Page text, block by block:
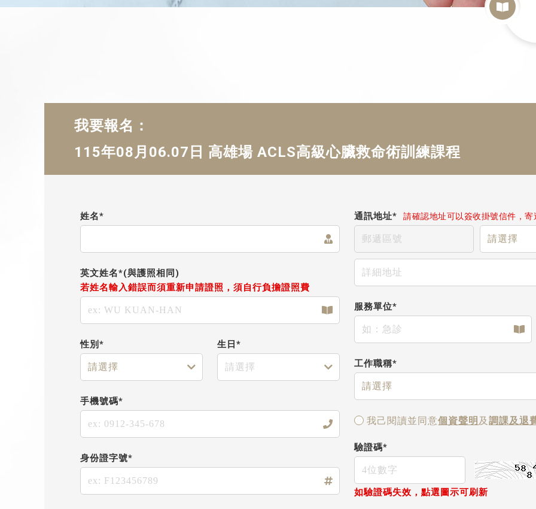
我要報名：
115年08月06.07日 高雄場 ACLS高級心臟救命術訓練課程
姓名*
英文姓名*(與護照相同)
若姓名輸入錯誤而須重新申請證照，須自行負擔證照費
性別* 生日*
手機號碼*
身份證字號*
通訊地址* 請確認地址可以簽收掛號信件，
服務單位*
工作職稱*
我己閱讀並同意個資聲明 及調課及退
驗證碼*
如驗證碼失效，點選圖示可刷新